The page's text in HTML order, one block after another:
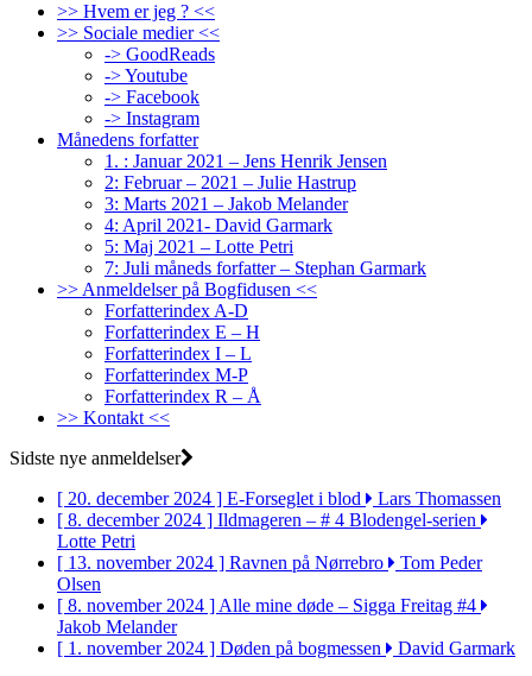
>> Hvem er jeg ? <<
>> Sociale medier <<
-> GoodReads
-> Youtube
-> Facebook
-> Instagram
Månedens forfatter
1. : Januar 2021 – Jens Henrik Jensen
2: Februar – 2021 – Julie Hastrup
3: Marts 2021 – Jakob Melander
4: April 2021- David Garmark
5: Maj 2021 – Lotte Petri
7: Juli måneds forfatter – Stephan Garmark
>> Anmeldelser på Bogfidusen <<
Forfatterindex A-D
Forfatterindex E – H
Forfatterindex I – L
Forfatterindex M-P
Forfatterindex R – Å
>> Kontakt <<
Sidste nye anmeldelser
[ 20. december 2024 ] E-Forseglet i blod
Lars Thomassen
[ 8. december 2024 ] Ildmageren – # 4 Blodengel-serien
Lotte Petri
[ 13. november 2024 ] Ravnen på Nørrebro
Tom Peder
Olsen
[ 8. november 2024 ]Alle mine døde – Sigga Freitag #4
Jakob Melander
[ 1. november 2024 ] Døden på bogmessen
David Garmark